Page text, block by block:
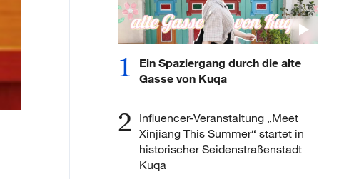
1
Ein Spaziergang durch die alte
Gasse von Kuqa
2 Influencer-Veranstaltung „Meet
Xinjiang This Summer“ startet in
historischer Seidenstraßenstadt
Kuqa